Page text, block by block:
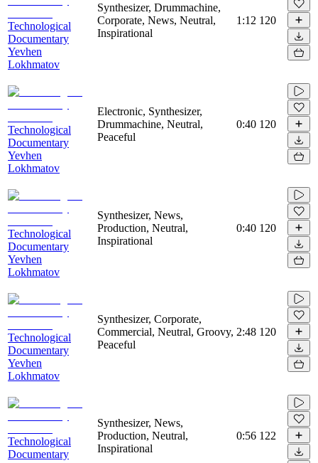
Technological
Documentary
Yevhen
Lokhmatov
Synthesizer, Drummachine,
Corporate, News, Neutral,
Inspirational
1:12 120
Technological
Documentary
Yevhen
Lokhmatov
Electronic, Synthesizer,
Drummachine, Neutral,
Peaceful
0:40 120
Technological
Documentary
Yevhen
Lokhmatov
Synthesizer, News,
Production, Neutral,
Inspirational
0:40 120
Technological
Documentary
Yevhen
Lokhmatov
Synthesizer, Corporate,
Commercial, Neutral, Groovy,
Peaceful
2:48 120
Technological
Documentary
Synthesizer, News,
Production, Neutral,
Inspirational
0:56 122